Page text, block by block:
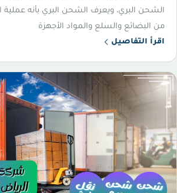
الشحن البري، ويعرف الشحن البري بأنه عملية
من البضائع والسلع والمواد الأجهزة
اقرأ التفاصيل